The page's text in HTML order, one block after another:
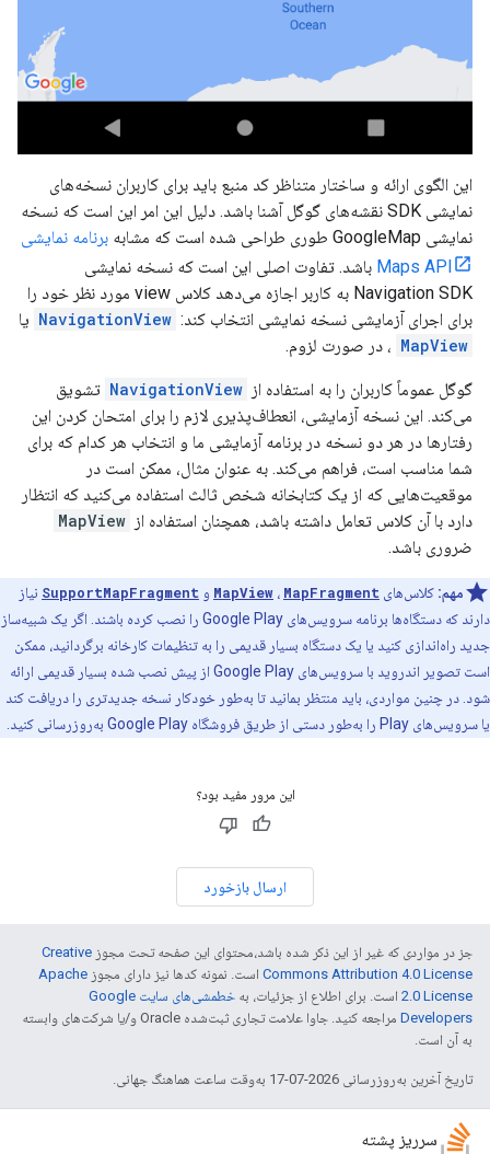
این الگوی ارائه و ساختار متناظر کد منبع باید برای کاربران نسخه‌های
نمایشی SDK نقشه‌های گوگل آشنا باشد. دلیل این امر این است که نسخه
نمایشی GoogleMap طوری طراحی شده است که مشابه
برنامه نمایشی
Maps API باشد. تفاوت اصلی این است که نسخه نمایشی
Navigation SDK به کاربر اجازه می‌دهد کلاس view مورد نظر خود را
برای اجرای آزمایشی نسخه نمایشی انتخاب کند: NavigationView یا
MapView ، در صورت لزوم.
گوگل عموماً کاربران را به استفاده از NavigationView تشویق
می‌کند. این نسخه آزمایشی، انعطاف‌پذیری لازم را برای امتحان کردن این
رفتارها در هر دو نسخه در برنامه آزمایشی ما و انتخاب هر کدام که برای
شما مناسب است، فراهم می‌کند. به عنوان مثال، ممکن است در
موقعیت‌هایی که از یک کتابخانه شخص ثالث استفاده می‌کنید که انتظار
دارد با آن کلاس تعامل داشته باشد، همچنان استفاده از MapView
ضروری باشد.
مهم: کلاس‌های MapView ، MapFragment و SupportMapFragment نیاز
دارند که دستگاه‌ها برنامه سرویس‌های Google Play را نصب کرده باشند. اگر یک شبیه‌ساز
جدید راه‌اندازی کنید یا یک دستگاه بسیار قدیمی را به تنظیمات کارخانه برگردانید، ممکن
است تصویر اندروید با سرویس‌های Google Play از پیش نصب شده بسیار قدیمی ارائه
شود. در چنین مواردی، باید منتظر بمانید تا به‌طور خودکار نسخه جدیدتری را دریافت کند
یا سرویس‌های Play را به‌طور دستی از طریق فروشگاه Google Play به‌روزرسانی کنید.
این مرور مفید بود؟
ارسال بازخورد
جز در مواردی که غیر از این ذکر شده باشد،‌محتوای این صفحه تحت مجوز Creative
Commons Attribution 4.0 License است. نمونه کدها نیز دارای مجوز Apache
2.0 License است. برای اطلاع از جزئیات، به
خطمشی‌های سایت Google
Developers‏
مراجعه کنید. جاوا علامت تجاری ثبت‌شده Oracle و/یا شرکت‌های وابسته
به آن است.
تاریخ آخرین به‌روزرسانی 2026-07-17 به‌وقت ساعت هماهنگ جهانی.
سرریز پشته